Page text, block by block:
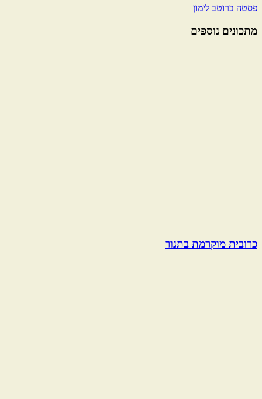
פסטה ברוטב לימון
מתכונים נוספים
כרובית מוקרמת בתנור